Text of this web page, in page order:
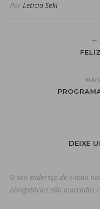
Por Leticia Seki
DEIXE
O seu endereço de e-mail
obrigatórios são marcados